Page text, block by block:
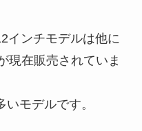
インチモデルは他に
現在販売されていま
モデルです。